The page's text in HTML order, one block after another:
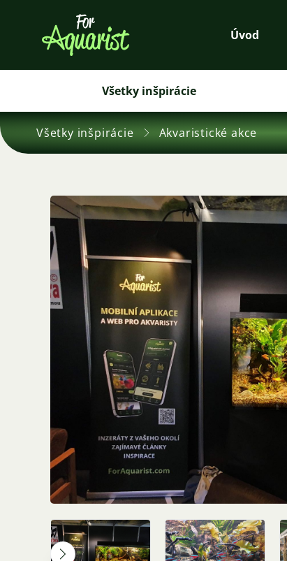
Úvod
Všetky inšpirácie
Všetky inšpirácie Akvaristické akce